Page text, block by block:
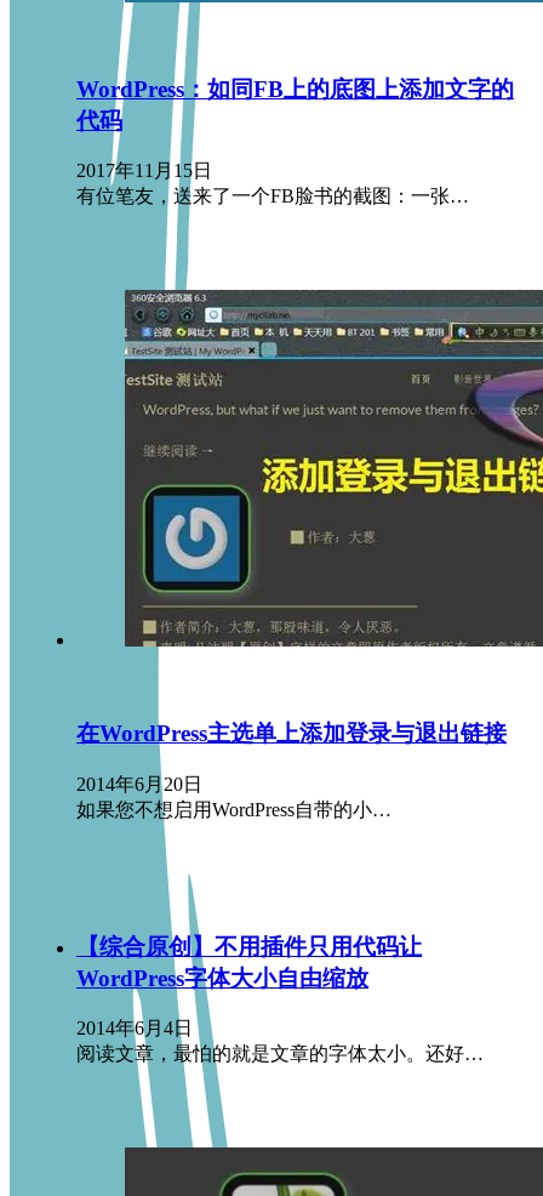
WordPress：如同FB上的底图上添加文字的
代码
2017年11月15日
有位笔友，送来了一个FB脸书的截图：一张…
在WordPress主选单上添加登录与退出链接
2014年6月20日
如果您不想启用WordPress自带的小…
【综合原创】不用插件只用代码让
WordPress字体大小自由缩放
2014年6月4日
阅读文章，最怕的就是文章的字体太小。还好…